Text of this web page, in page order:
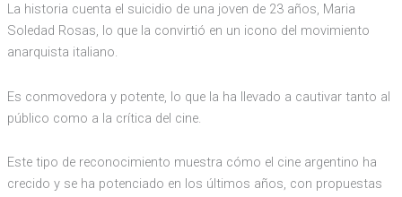
La historia cuenta el suicidio de una joven de 23 años, Maria
Soledad Rosas, lo que la convirtió en un icono del movimiento
anarquista italiano.
Es conmovedora y potente, lo que la ha llevado a cautivar tanto al
público como a la crítica del cine.
Este tipo de reconocimiento muestra cómo el cine argentino ha
crecido y se ha potenciado en los últimos años, con propuestas